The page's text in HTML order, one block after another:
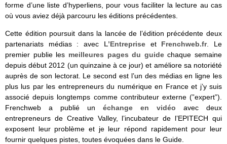
forme d’une liste d’hyperliens, pour vous faciliter la lecture au cas
où vous aviez déjà parcouru les éditions précédentes.
Cette édition poursuit dans la lancée de l’édition précédente deux
partenariats médias : avec L’Entrepriseet Frenchweb.fr. Le
premier publie les meilleures pages du guidechaque semaine
depuis début 2012 (un quinzaine à ce jour) et améliore sa notoriété
auprès de son lectorat. Le second est l’un des médias en ligne les
plus lus par les entrepreneurs du numérique en France et j’y suis
associé depuis longtemps comme contributeur externe (”expert”).
Frenchweb a publié un échange en vidéo avec deux
entrepreneurs de Creative Valley, l’incubateur de l’EPITECH qui
exposent leur problème et je leur répond rapidement pour leur
fournir quelques pistes, toutes évoquées dans le Guide.